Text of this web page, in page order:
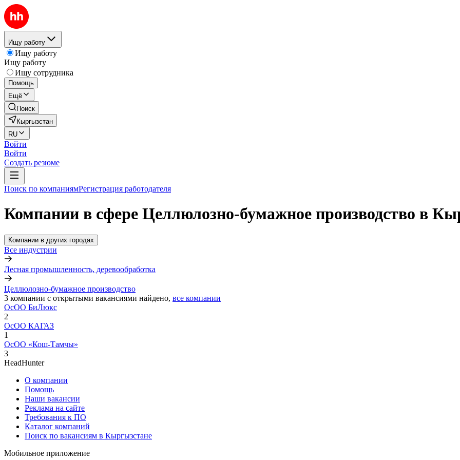
Ищу работу
Ищу работу
Ищу работу
Ищу сотрудника
Помощь
Ещё
Поиск
Кыргызстан
RU
Войти
Войти
Создать резюме
Поиск по компаниямРегистрация работодателя
Компании в сфере Целлюлозно-бумажное производство в
Компании в других городах
Все индустрии
Лесная промышленность, деревообработка
Целлюлозно-бумажное производство
3 компании с открытыми вакансиями найдено, все компании
ОсОО БиЛюкс
2
ОсОО КАГАЗ
1
ОсОО «Кош-Тамчы»
3
HeadHunter
О компании
Помощь
Наши вакансии
Реклама на сайте
Требования к ПО
Каталог компаний
Поиск по вакансиям в Кыргызстане
Мобильное приложение